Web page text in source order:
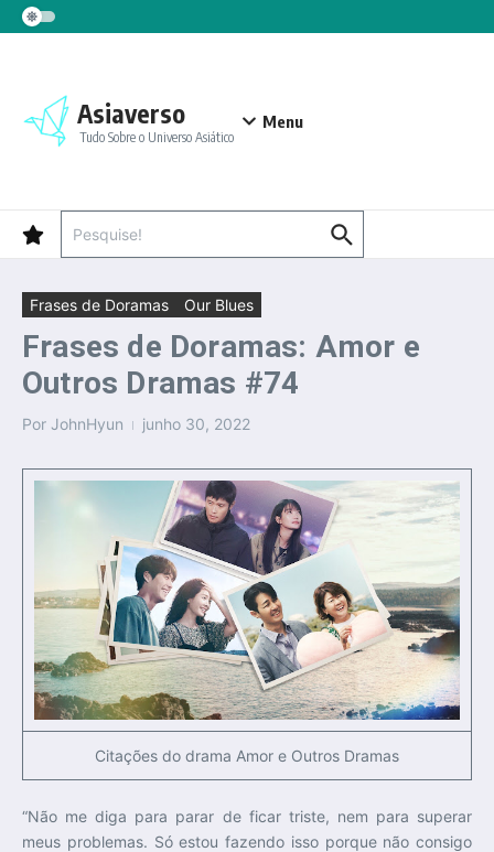
Ir para o conteúdo
Asiaverso
Tudo Sobre o Universo Asiático
Menu
Frases de Doramas Our Blues
Frases de Doramas: Amor e
Outros Dramas #74
Por JohnHyun junho 30, 2022
Citações do drama Amor e Outros Dramas
“Não me diga para parar de ficar triste, nem para superar
meus problemas. Só estou fazendo isso porque não consigo